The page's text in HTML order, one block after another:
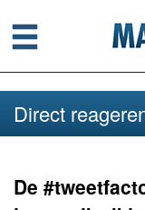
Menu
Direct
De